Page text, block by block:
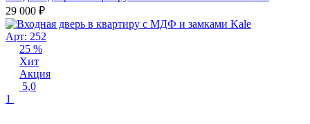
29 000 ₽
Арт: 252
25 %
Хит
Акция
5,0
1